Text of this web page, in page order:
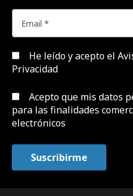
He leído y acepto el
Privacidad
Acepto que mis datos
para las finalidades
electrónicos